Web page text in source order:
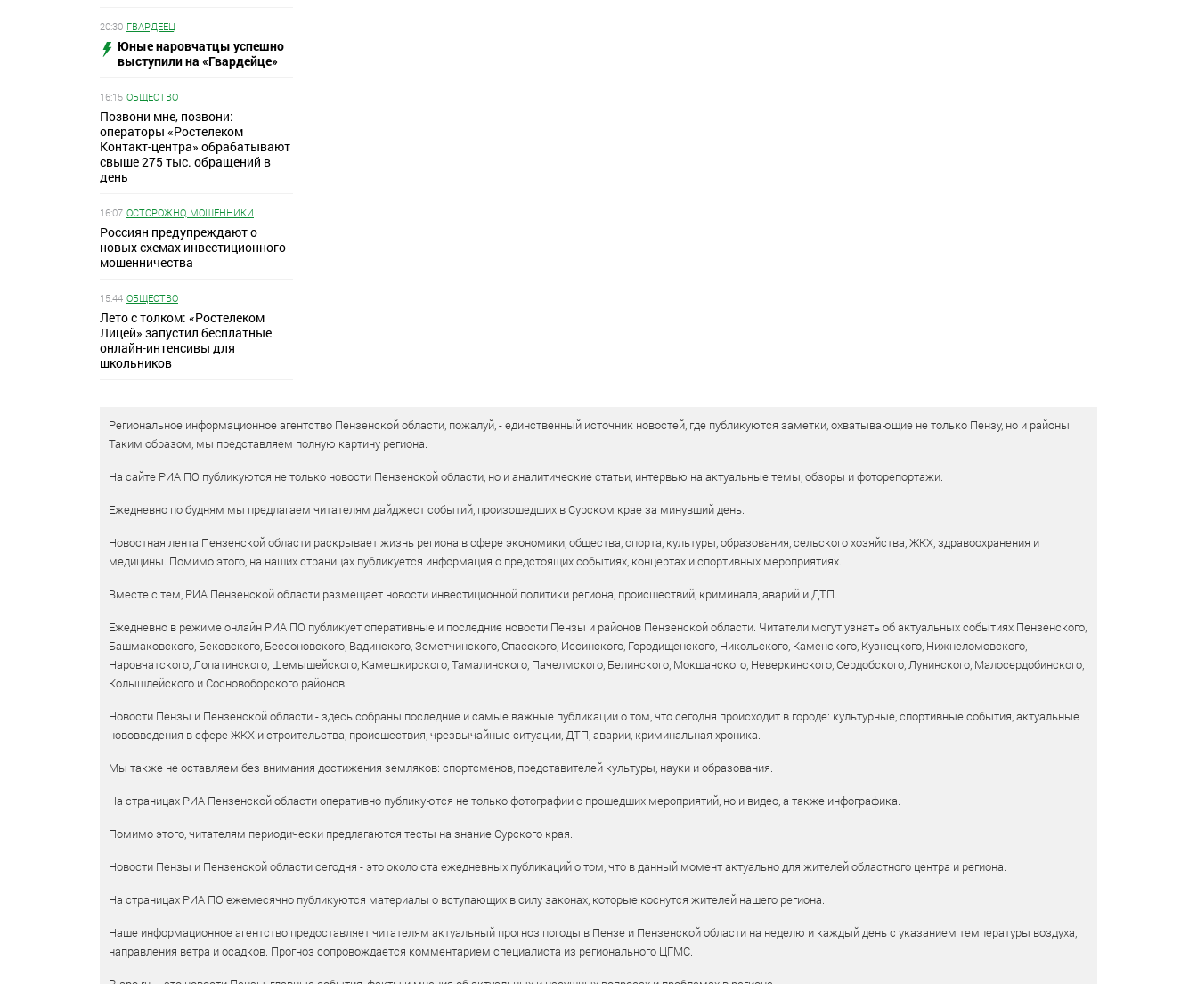
20:30 ГВАРДЕЕЦ
Юные наровчатцы успешно
выступили на «Гвардейце»
16:15 ОБЩЕСТВО
Позвони мне, позвони:
операторы «Ростелеком
Контакт-центра» обрабатывают
свыше 275 тыс. обращений в
день
16:07 ОСТОРОЖНО, МОШЕННИКИ
Россиян предупреждают о
новых схемах инвестиционного
мошенничества
15:44 ОБЩЕСТВО
Лето с толком: «Ростелеком
Лицей» запустил бесплатные
онлайн-интенсивы для
школьников
Региональное информационное агентство Пензенской области, пожалуй, - единственный источник новостей, где публикуются заметки, охватывающие не только Пензу, но и районы.
Таким образом, мы представляем полную картину региона.
На сайте РИА ПО публикуются не только новости Пензенской области, но и аналитические статьи, интервью на актуальные темы, обзоры и фоторепортажи.
Ежедневно по будням мы предлагаем читателям дайджест событий, произошедших в Сурском крае за минувший день.
Новостная лента Пензенской области раскрывает жизнь региона в сфере экономики, общества, спорта, культуры, образования, сельского хозяйства, ЖКХ, здравоохранения и
медицины. Помимо этого, на наших страницах публикуется информация о предстоящих событиях, концертах и спортивных мероприятиях.
Вместе с тем, РИА Пензенской области размещает новости инвестиционной политики региона, происшествий, криминала, аварий и ДТП.
Ежедневно в режиме онлайн РИА ПО публикует оперативные и последние новости Пензы и районов Пензенской области. Читатели могут узнать об актуальных событиях Пензенского,
Башмаковского, Бековского, Бессоновского, Вадинского, Земетчинского, Спасского, Иссинского, Городищенского, Никольского, Каменского, Кузнецкого, Нижнеломовского,
Наровчатского, Лопатинского, Шемышейского, Камешкирского, Тамалинского, Пачелмского, Белинского, Мокшанского, Неверкинского, Сердобского, Лунинского, Малосердобинского,
Колышлейского и Сосновоборского районов.
Новости Пензы и Пензенской области - здесь собраны последние и самые важные публикации о том, что сегодня происходит в городе: культурные, спортивные события, актуальные
нововведения в сфере ЖКХ и строительства, происшествия, чрезвычайные ситуации, ДТП, аварии, криминальная хроника.
Мы также не оставляем без внимания достижения земляков: спортсменов, представителей культуры, науки и образования.
На страницах РИА Пензенской области оперативно публикуются не только фотографии с прошедших мероприятий, но и видео, а также инфографика.
Помимо этого, читателям периодически предлагаются тесты на знание Сурского края.
Новости Пензы и Пензенской области сегодня - это около ста ежедневных публикаций о том, что в данный момент актуально для жителей областного центра и региона.
На страницах РИА ПО ежемесячно публикуются материалы о вступающих в силу законах, которые коснутся жителей нашего региона.
Наше информационное агентство предоставляет читателям актуальный прогноз погоды в Пензе и Пензенской области на неделю и каждый день с указанием температуры воздуха,
направления ветра и осадков. Прогноз сопровождается комментарием специалиста из регионального ЦГМС.